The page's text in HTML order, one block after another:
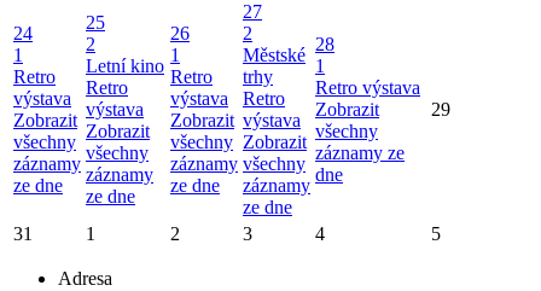
24
1
Retro
výstava
Zobrazit
všechny
záznamy
ze dne
25
2
Letní kino
Retro
výstava
Zobrazit
všechny
záznamy
ze dne
26
1
Retro
výstava
Zobrazit
všechny
záznamy
ze dne
27
2
Městské
trhy
Retro
výstava
Zobrazit
všechny
záznamy
ze dne
28
1
Retro výstava
Zobrazit
všechny
záznamy ze
dne
29
31 1 2 3 4 5
Adresa